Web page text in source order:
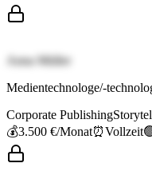
Anna Müller
Medientechnologe/-
Corporate Publishing
💰3.500 €/Monat⏰Vollzeit